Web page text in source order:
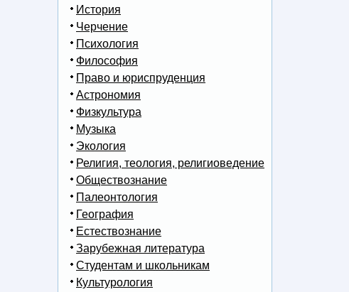
История
Черчение
Психология
Философия
Право и юриспруденция
Астрономия
Физкультура
Музыка
Экология
Религия, теология, религиоведение
Обществознание
Палеонтология
География
Естествознание
Зарубежная литература
Студентам и школьникам
Культурология